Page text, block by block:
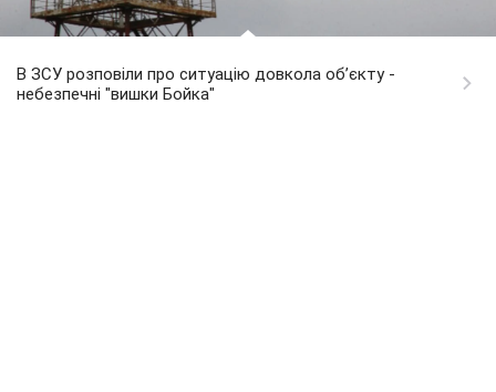
В ЗСУ розповіли про ситуацію довкола об’єкту -
небезпечні "вишки Бойка"